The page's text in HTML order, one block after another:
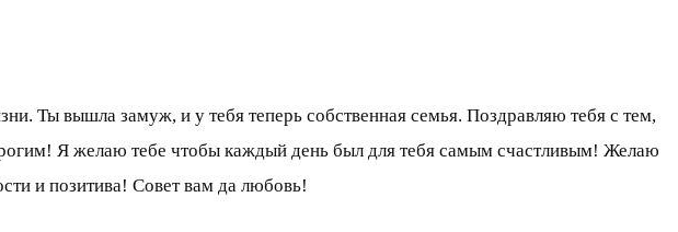
Ты вышла замуж, и у тебя теперь собственная семья. Поздравляю тебя с тем,
Я желаю тебе чтобы каждый день был для тебя самым счастливым! Желаю
и позитива! Совет вам да любовь!